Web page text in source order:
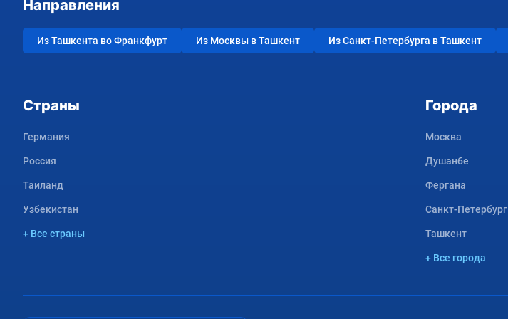
Направления
Из Ташкента во Франкфурт Из Москвы в Ташкент Из Санкт-Петербурга в Ташкент
Страны
Германия
Россия
Таиланд
Узбекистан
+ Все страны
Города
Москва
Душанбе
Фергана
Санкт-Петербург
Ташкент
+ Все города